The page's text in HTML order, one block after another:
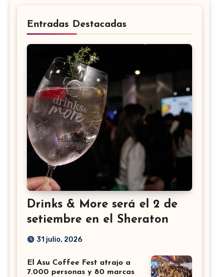
Entradas Destacadas
Drinks & More será el 2 de
setiembre en el Sheraton
31 julio, 2026
El Asu Coffee Fest atrajo a
7.000 personas y 80 marcas